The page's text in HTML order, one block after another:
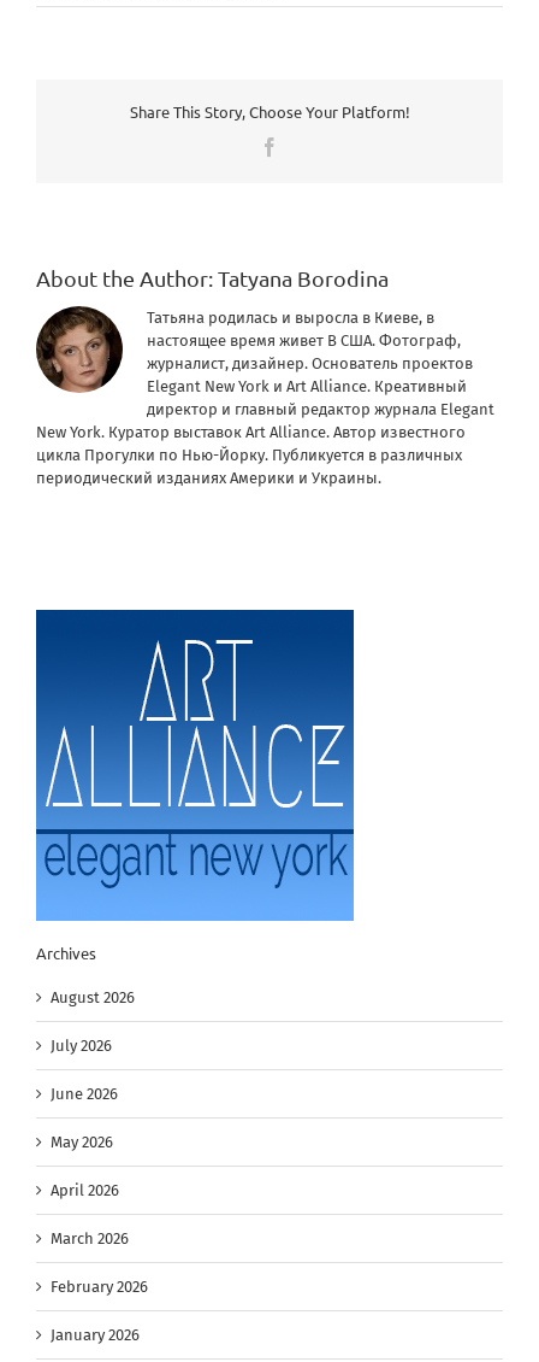
Share This Story, Choose Your Platform!
About the Author:Tatyana Borodina
Татьяна родилась и выросла в Киеве, в
настоящее время живет В США. Фотограф,
журналист, дизайнер. Основатель проектов
Elegant New York и Art Alliance. Креативный
директор и главный редактор журнала Elegant
New York. Куратор выставок Art Alliance. Автор известного
цикла Прогулки по Нью-Йорку. Публикуется в различных
периодический изданиях Америки и Украины.
Archives
August 2026
July 2026
June 2026
May 2026
April 2026
March 2026
February 2026
January 2026